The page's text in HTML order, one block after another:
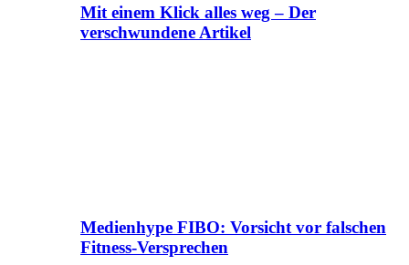
Mit einem Klick alles weg – Der
verschwundene Artikel
Medienhype FIBO: Vorsicht vor falschen
Fitness-Versprechen